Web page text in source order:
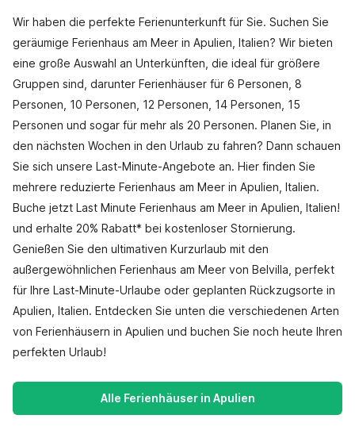
Wir haben die perfekte Ferienunterkunft für Sie. Suchen Sie
geräumige Ferienhaus am Meer in Apulien, Italien? Wir bieten
eine große Auswahl an Unterkünften, die ideal für größere
Gruppen sind, darunter Ferienhäuser für 6 Personen, 8
Personen, 10 Personen, 12 Personen, 14 Personen, 15
Personen und sogar für mehr als 20 Personen. Planen Sie, in
den nächsten Wochen in den Urlaub zu fahren? Dann schauen
Sie sich unsere Last-Minute-Angebote an. Hier finden Sie
mehrere reduzierte Ferienhaus am Meer in Apulien, Italien.
Buche jetzt Last Minute Ferienhaus am Meer in Apulien, Italien!
und erhalte 20% Rabatt* bei kostenloser Stornierung.
Genießen Sie den ultimativen Kurzurlaub mit den
außergewöhnlichen Ferienhaus am Meer von Belvilla, perfekt
für Ihre Last-Minute-Urlaube oder geplanten Rückzugsorte in
Apulien, Italien. Entdecken Sie unten die verschiedenen Arten
von Ferienhäusern in Apulien und buchen Sie noch heute Ihren
perfekten Urlaub!
Alle Ferienhäuser in Apulien